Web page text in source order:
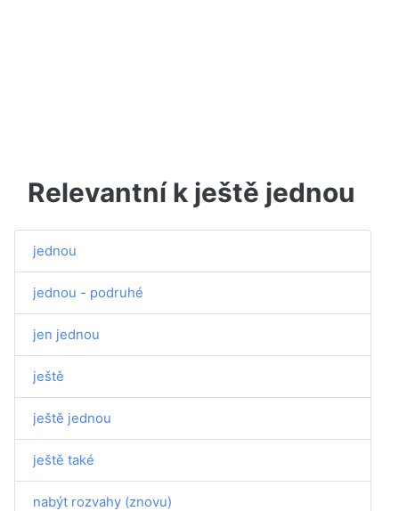
Relevantní k ještě jednou
jednou
jednou - podruhé
jen jednou
ještě
ještě jednou
ještě také
nabýt rozvahy (znovu)